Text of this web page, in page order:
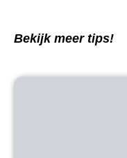
Bekijk meer tips!